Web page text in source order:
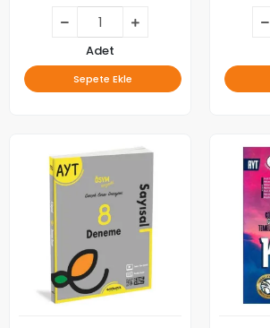
Adet
Sepete Ekle